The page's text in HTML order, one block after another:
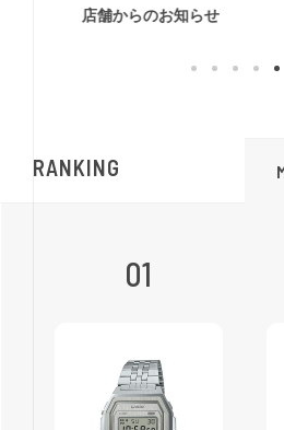
店舗からのお知らせ
RANKING
01